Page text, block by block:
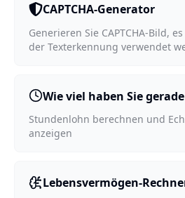
CAPTCHA-Generator
Generieren Sie CAPTCHA-Bild,
der Texterkennung verwendet
Wie viel haben Sie
Stundenlohn berechnen und
anzeigen
Lebensvermögen-